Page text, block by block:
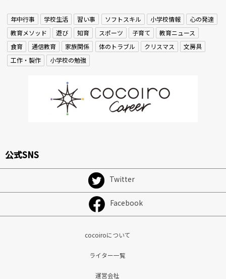
年中行事 学校生活 習い事 ソフトスキル 小学校情報
心の発達
教育メソッド
遊び 知育 スポーツ 子育て
教育ニュース
食育
通信教育 家族関係 体のトラブル クリスマス
文房具
工作・製作
小学校の勉強
公式SNS
Twitter
Facebook
cocoiroについて
ライター一覧
運営会社